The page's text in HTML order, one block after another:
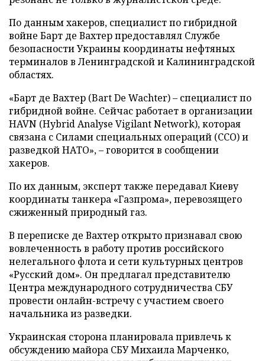
По данным хакеров, специалист по гибридной
войне Барт де Вахтер предоставлял Службе
безопасности Украины координаты нефтяных
терминалов в Ленинградской и Калининградской
областях.
«Барт де Вахтер (Bart De Wachter) – специалист по
гибридной войне. Сейчас работает в организации
HAVN (Hybrid Analyse Vigilant Network), которая
связана с Силами специальных операций (ССО) и
разведкой НАТО», – говорится в сообщении
хакеров.
По их данным, эксперт также передавал Киеву
координаты танкера «Газпрома», перевозящего
сжиженный природный газ.
В переписке де Вахтер открыто признавал свою
вовлеченность в работу против российского
нелегального флота и сети культурных центров
«Русский дом». Он предлагал представителю
Центра международного сотрудничества СБУ
провести онлайн-встречу с участием своего
начальника из разведки.
Украинская сторона планировала привлечь к
обсуждению майора СБУ Михаила Марченко,